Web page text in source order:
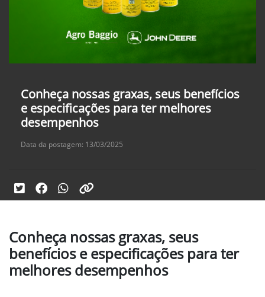
Conheça nossas graxas, seus benefícios
e especificações para ter melhores
desempenhos
Data da postagem: 13/03/2025
Conheça nossas graxas, seus
benefícios e especificações para ter
melhores desempenhos